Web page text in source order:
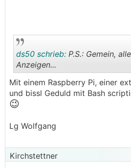
..
ds50 schrieb: P.S.: Gemein,
Anzeigen...
Mit einem Raspberry Pi, einer
und bissl Geduld mit Bash
😉
Lg Wolfgang
Kirchstettner